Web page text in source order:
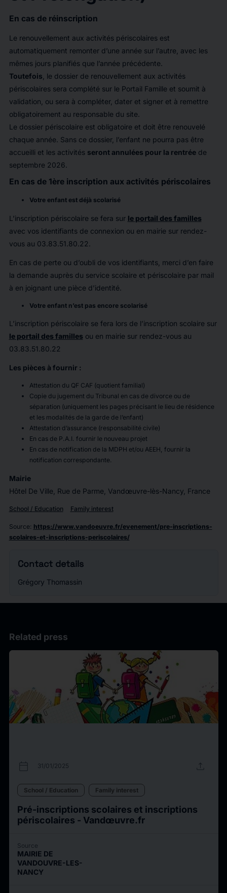
En cas de réinscription
Le renouvellement aux activités périscolaires est
automatiquement remonter d’une année sur l’autre, avec les
mêmes jours planifiés que l’année précédente.
Toutefois , le dossier de renouvellement aux activités
périscolaires sera complété sur le Portail Famille et soumit à
validation, ou sera à compléter, dater et signer et à remettre
obligatoirement au responsable du site.
Le dossier périscolaire est obligatoire et doit être renouvelé
chaque année. Sans ce dossier, l’enfant ne pourra pas être
accueilli et les activités seront annulées pour la rentréede
septembre 2026.
En cas de 1ère inscription aux activités périscolaires
Votre enfant est déjà scolarisé
L’inscription périscolaire se fera sur le portail des familles
avec vos identifiants de connexion ou en mairie sur rendez-
vous au 03.83.51.80.22.
En cas de perte ou d’oubli de vos identifiants, merci d’en faire
la demande auprès du service scolaire et périscolaire par mail
à en joignant une pièce d’identité.
Votre enfant n’est pas encore scolarisé
L’inscription périscolaire se fera lors de l’inscription scolaire sur
le portail des famillesou en mairie sur rendez-vous au
03.83.51.80.22
Les pièces à fournir :
Attestation du QF CAF (quotient familial)
Copie du jugement du Tribunal en cas de divorce ou de
séparation (uniquement les pages précisant le lieu de résidence
et les modalités de la garde de l’enfant)
Attestation d’assurance (responsabilité civile)
En cas de P.A.I. fournir le nouveau projet
En cas de notification de la MDPH et/ou AEEH, fournir la
notification correspondante.
Mairie
Hôtel De Ville, Rue de Parme, Vandœuvre-lès-Nancy, France
School / Education Family interest
Source: https://www.vandoeuvre.fr/evenement/pre-inscriptions-
scolaires-et-inscriptions-periscolaires/
Contact details
Grégory Thomassin
Related press
calendar_today 31/01/2025 upload
School / Education Family interest
Pré-inscriptions scolaires et inscriptions
périscolaires - Vandœuvre.fr
Source
MAIRIE DE
VANDOUVRE-LES-
NANCY